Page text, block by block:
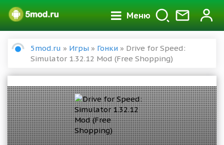
Меню
5mod.ru » Игры » Гонки » Drive for Speed:
Simulator 1.32.12 Mod (Free Shopping)